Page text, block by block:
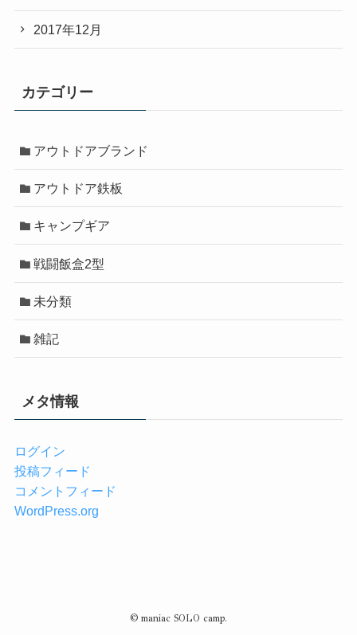
2017年12月
カテゴリー
アウトドアブランド
アウトドア鉄板
キャンプギア
戦闘飯盒2型
未分類
雑記
メタ情報
ログイン
投稿フィード
コメントフィード
WordPress.org
© maniac SOLO camp.